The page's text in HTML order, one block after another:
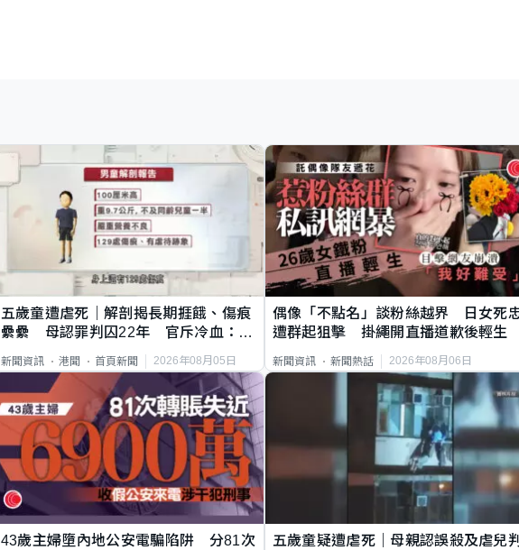
五歲童遭虐死｜解剖揭長期捱餓、傷痕
纍纍 母認罪判囚22年 官斥冷血：同
新聞資訊 港聞 首頁新聞 2026年08月05日
偶像「不點名」談粉絲越界 日女死
遭群起狙擊 掛繩開直播道歉後輕生
新聞資訊 新聞熱話 2026年08月06日
43歲主婦墮內地公安電騙陷阱 分81次
五歲童疑遭虐死｜母親認誤殺及虐兒